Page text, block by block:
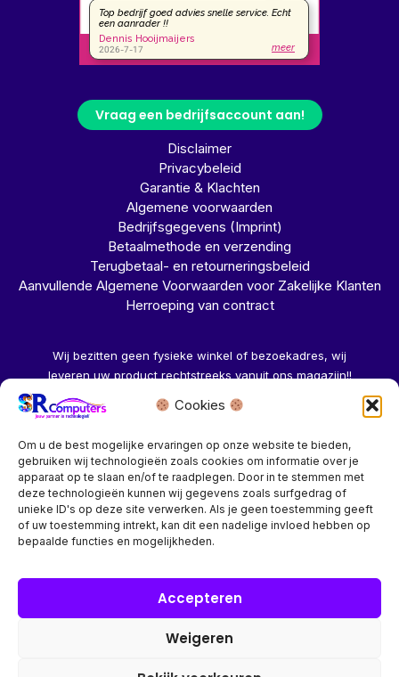
Cookies
Om u de best mogelijke ervaringen op onze website te bieden,
gebruiken wij technologieën zoals cookies om informatie over je
apparaat op te slaan en/of te raadplegen. Door in te stemmen met
deze technologieën kunnen wij gegevens zoals surfgedrag of
unieke ID's op deze site verwerken. Als je geen toestemming geeft
of uw toestemming intrekt, kan dit een nadelige invloed hebben op
bepaalde functies en mogelijkheden.
Accepteren
Weigeren
Vraag een bedrijfsaccount aan!
Disclaimer
Privacybeleid
Garantie & Klachten
Algemene voorwaarden
Bedrijfsgegevens (Imprint)
Betaalmethode en verzending
Terugbetaal- en retourneringsbeleid
Aanvullende Algemene Voorwaarden voor Zakelijke Klanten
Herroeping van contract
Wij bezitten geen fysieke winkel of bezoekadres, wij
leveren uw product rechtstreeks vanuit ons magazijn!!
Herroeping aanvragen →
Bedrijf? vraag een account aan voor speciale prijzen!
groothandel account, dan worden automatisch alle prijzen